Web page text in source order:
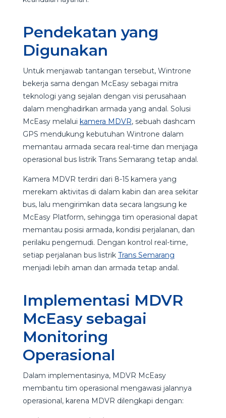
Pendekatan yang
Digunakan
Untuk menjawab tantangan tersebut, Wintrone
bekerja sama dengan McEasy sebagai mitra
teknologi yang sejalan dengan visi perusahaan
dalam menghadirkan armada yang andal. Solusi
McEasy melalui kamera MDVR, sebuah dashcam
GPS mendukung kebutuhan Wintrone dalam
memantau armada secara real-time dan menjaga
operasional bus listrik Trans Semarang tetap andal.
Kamera MDVR terdiri dari 8-15 kamera yang
merekam aktivitas di dalam kabin dan area sekitar
bus, lalu mengirimkan data secara langsung ke
McEasy Platform, sehingga tim operasional dapat
memantau posisi armada, kondisi perjalanan, dan
perilaku pengemudi. Dengan kontrol real-time,
setiap perjalanan bus listrik Trans Semarang
menjadi lebih aman dan armada tetap andal.
Implementasi MDVR
McEasy sebagai
Monitoring
Operasional
Dalam implementasinya, MDVR McEasy
membantu tim operasional mengawasi jalannya
operasional, karena MDVR dilengkapi dengan: